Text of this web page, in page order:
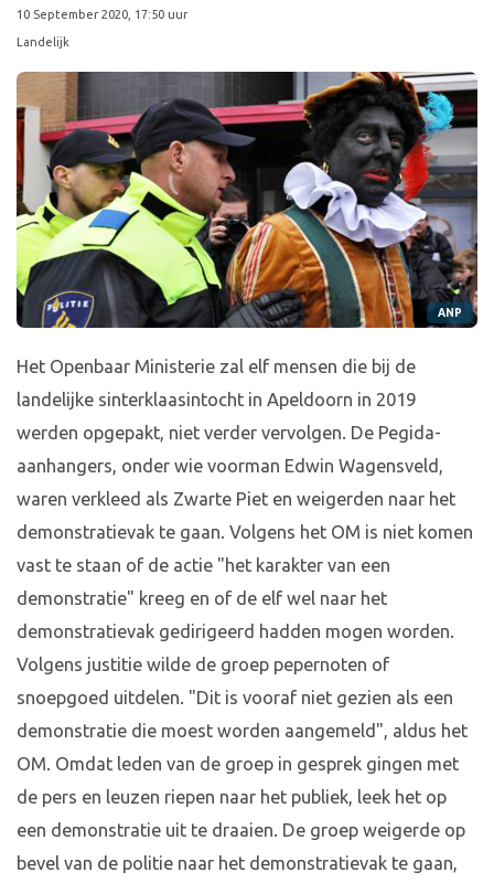
10 September 2020, 17:50 uur
Landelijk
ANP
Het Openbaar Ministerie zal elf mensen die bij de
landelijke sinterklaasintocht in Apeldoorn in 2019
werden opgepakt, niet verder vervolgen. De Pegida-
aanhangers, onder wie voorman Edwin Wagensveld,
waren verkleed als Zwarte Piet en weigerden naar het
demonstratievak te gaan. Volgens het OM is niet komen
vast te staan of de actie "het karakter van een
demonstratie" kreeg en of de elf wel naar het
demonstratievak gedirigeerd hadden mogen worden.
Volgens justitie wilde de groep pepernoten of
snoepgoed uitdelen. "Dit is vooraf niet gezien als een
demonstratie die moest worden aangemeld", aldus het
OM. Omdat leden van de groep in gesprek gingen met
de pers en leuzen riepen naar het publiek, leek het op
een demonstratie uit te draaien. De groep weigerde op
bevel van de politie naar het demonstratievak te gaan,